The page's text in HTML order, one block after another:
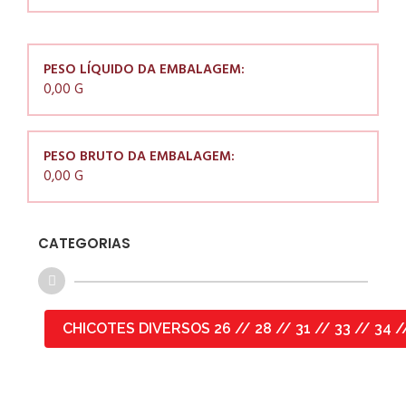
PESO LÍQUIDO DA EMBALAGEM:
0,00 G
PESO BRUTO DA EMBALAGEM:
0,00 G
CATEGORIAS
CHICOTES DIVERSOS 26 // 28 // 31 // 33 //